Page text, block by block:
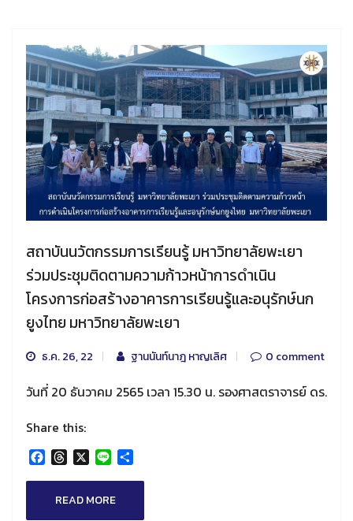
สถาบันนวัตกรรมการเรียนรู้ มหาวิทยาลัยพะเยา
ร่วมประชุมติดตามความก้าวหน้าการดำเนิน
โครงการก่อสร้างอาคารการเรียนรู้และอนุรักษ์นก
ยูงไทย มหาวิทยาลัยพะเยา
ธ.ค. 26, 22 ฐานนันท์นาฎ หาญเลิศ 0 comment
วันที่ 20 ธันวาคม 2565 เวลา 15.30 น. รองศาสตราจารย์ ดร.
Share this:
Facebook
Threads
X Line
READ MORE